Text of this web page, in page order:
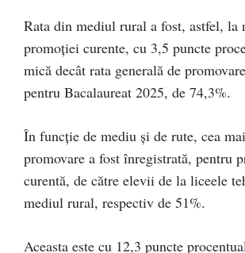
Rata din mediul rural a fost, astfel, la
promoției curente, cu 3,5 puncte
mică decât rata generală de
pentru Bacalaureat 2025, de 74,3%.
În funcție de mediu și de rute, cea
promovare a fost înregistrată, pentru
curentă, de către elevii de la liceele
mediul rural, respectiv de 51%.
Aceasta este cu 12,3 puncte